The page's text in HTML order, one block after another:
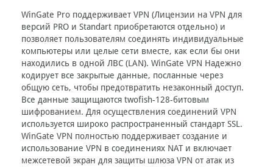
WinGate Pro поддерживает VPN (Лицензии на VPN для
версий PRO и Standart приобретаются отдельно) и
позволяет пользователям соединять индивидуальные
компьютеры или целые сети вместе, как если бы они
находились в одной ЛВС (LAN). WinGate VPN Надежно
кодирует все закрытые данные, посланные через
общую сеть, чтобы предотвратить незаконный доступ.
Все данные защищаются twofish-128-битовым
шифрованием. Для осуществления соединений VPN
используется широко распространенный стандарт SSL.
WinGate VPN полностью поддерживает создание и
использование VPN в соединениях NAT и включает
межсетевой экран для защиты шлюза VPN от атак из